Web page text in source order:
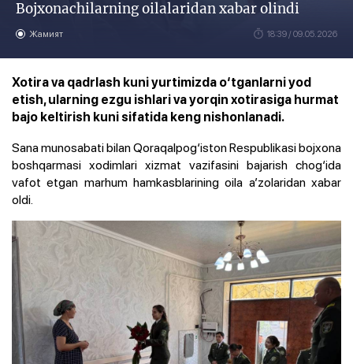
Bojxonachilarning oilalaridan xabar olindi
Жамият 18:39 / 09.05.2026
Xotira va qadrlash kuni yurtimizda o‘tganlarni yod
etish, ularning ezgu ishlari va yorqin xotirasiga hurmat
bajo keltirish kuni sifatida keng nishonlanadi.
Sana munosabati bilan Qoraqalpog‘iston Respublikasi bojxona
boshqarmasi xodimlari xizmat vazifasini bajarish chog‘ida
vafot etgan marhum hamkasblarining oila a’zolaridan xabar
oldi.